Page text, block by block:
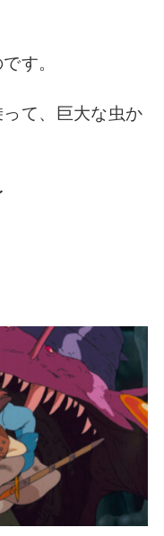
す。
て、巨大な虫か